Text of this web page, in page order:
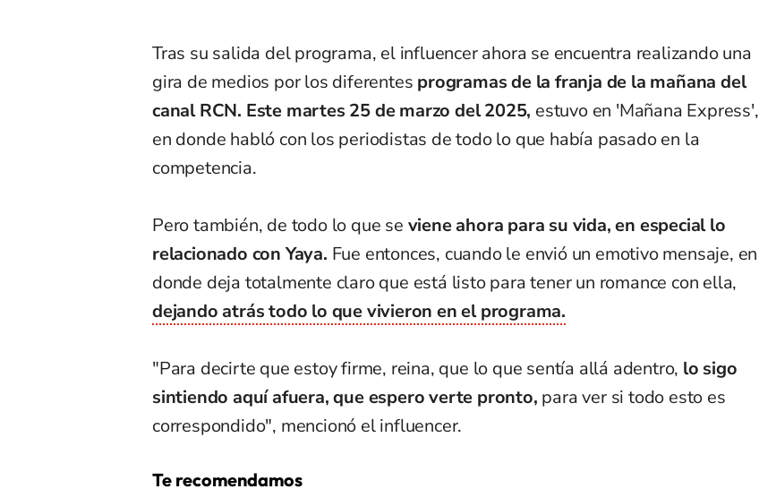
Tras su salida del programa, el influencer ahora se encuentra realizando una
gira de medios por los diferentes programas de la franja de la mañana del
canal RCN. Este martes 25 de marzo del 2025, estuvo en 'Mañana Express',
en donde habló con los periodistas de todo lo que había pasado en la
competencia.
Pero también, de todo lo que se viene ahora para su vida, en especial lo
relacionado con Yaya. Fue entonces, cuando le envió un emotivo mensaje, en
donde deja totalmente claro que está listo para tener un romance con ella,
dejando atrás todo lo que vivieron en el programa.
"Para decirte que estoy firme, reina, que lo que sentía allá adentro, lo sigo
sintiendo aquí afuera, que espero verte pronto, para ver si todo esto es
correspondido", mencionó el influencer.
Te recomendamos